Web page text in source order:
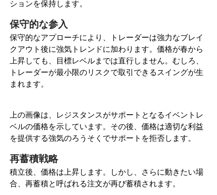
ションを保持します。
保守的な参入
保守的なアプローチにより、トレーダーは強力なブレイ
クアウト後に強気トレンドに加わります。価格が春から
上昇しても、目標レベルまでは直行しません。むしろ、
トレーダーが最小限のリスクで取引できるスイングが生
まれます。
上の画像は、レジスタンスがサポートとなるイベントレ
ベルの価格を示しています。その後、価格は適切な利益
を提供する強気のろうそくでサポートを拒否します。
再蓄積戦略
積立後、価格は上昇します。しかし、さらに動きたい場
合、再蓄積と呼ばれる注文が再び蓄積されます。